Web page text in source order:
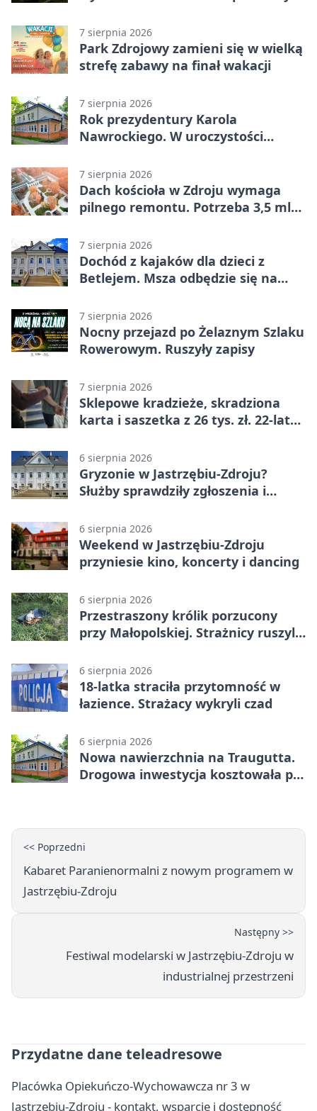
7 sierpnia 2026
Park Zdrojowy zamieni się w wielką
strefę zabawy na finał wakacji
7 sierpnia 2026
Rok prezydentury Karola
Nawrockiego. W uroczystości
7 sierpnia 2026
Dach kościoła w Zdroju wymaga
pilnego remontu. Potrzeba 3,5 mln
7 sierpnia 2026
Dochód z kajaków dla dzieci z
Betlejem. Msza odbędzie się na
7 sierpnia 2026
Nocny przejazd po Żelaznym Szlaku
Rowerowym. Ruszyły zapisy
7 sierpnia 2026
Sklepowe kradzieże, skradziona
karta i saszetka z 26 tys. zł. 22-latek
6 sierpnia 2026
Gryzonie w Jastrzębiu-Zdroju?
Służby sprawdziły zgłoszenia i
6 sierpnia 2026
Weekend w Jastrzębiu-Zdroju
przyniesie kino, koncerty i dancing
6 sierpnia 2026
Przestraszony królik porzucony
przy Małopolskiej. Strażnicy ruszyli
6 sierpnia 2026
18-latka straciła przytomność w
łazience. Strażacy wykryli czad
6 sierpnia 2026
Nowa nawierzchnia na Traugutta.
Drogowa inwestycja kosztowała pół
<< Poprzedni
Kabaret Paranienormalni z nowym programem w
Jastrzębiu-Zdroju
Następny >>
Festiwal modelarski w Jastrzębiu-Zdroju w
industrialnej przestrzeni
Przydatne dane teleadresowe
Placówka Opiekuńczo-Wychowawcza nr 3 w
Jastrzębiu-Zdroju - kontakt, wsparcie i dostępność